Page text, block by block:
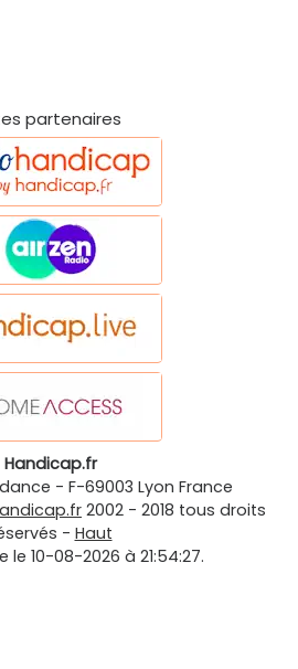
partenaires
Handicap.fr
- F-69003 Lyon France
2002 - 2018 tous droits
- Haut
le 10-08-2026 à 21:54:27.